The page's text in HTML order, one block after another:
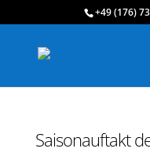
+49 (176)
Saisonauftakt